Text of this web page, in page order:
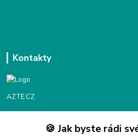
Kontakty
AZTE.CZ
Objednávky / fakturace
🍪 Jak byste rádi